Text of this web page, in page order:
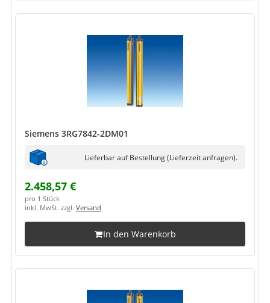
Siemens 3RG7842-2DM01
Lieferbar auf Bestellung (Lieferzeit anfragen).
2.458,57 €
pro 1 Stück
inkl. MwSt. zzgl. Versand
In den Warenkorb